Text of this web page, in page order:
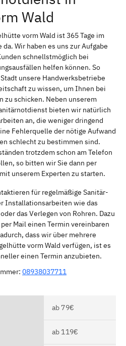
Wald
vorm Wald ist 365 Tage im
Wir haben es uns zur Aufgabe
schnellstmöglich bei
helfen können. So
unsere Handwerksbetriebe
zu wissen, um Ihnen bei
zu schicken. Neben unserem
bieten wir natürlich
an, die weniger dringend
Fehlerquelle der nötige Aufwand
schlecht zu bestimmen sind.
trotzdem schon am Telefon
so bitten wir Sie dann per
unserem Experten zu starten.
für regelmäßige Sanitär-
Installationsarbeiten wie das
das Verlegen von Rohren. Dazu
Mail einen Termin vereinbaren
dass wir über mehrere
vorm Wald verfügen, ist es
einen Termin anzubieten.
08938037711
ab 79€
ab 119€